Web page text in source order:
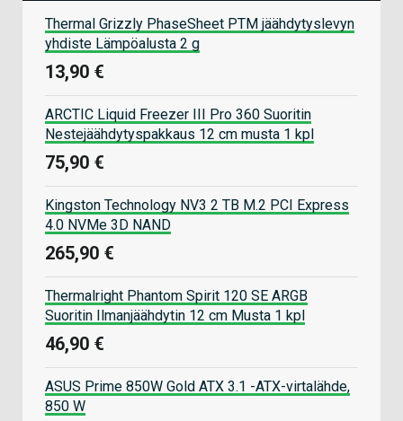
Thermal Grizzly PhaseSheet PTM jäähdytyslevyn
yhdiste Lämpöalusta 2 g
13,90 €
ARCTIC Liquid Freezer III Pro 360 Suoritin
Nestejäähdytyspakkaus 12 cm musta 1 kpl
75,90 €
Kingston Technology NV3 2 TB M.2 PCI Express
4.0 NVMe 3D NAND
265,90 €
Thermalright Phantom Spirit 120 SE ARGB
Suoritin Ilmanjäähdytin 12 cm Musta 1 kpl
46,90 €
ASUS Prime 850W Gold ATX 3.1 -ATX-virtalähde,
850 W